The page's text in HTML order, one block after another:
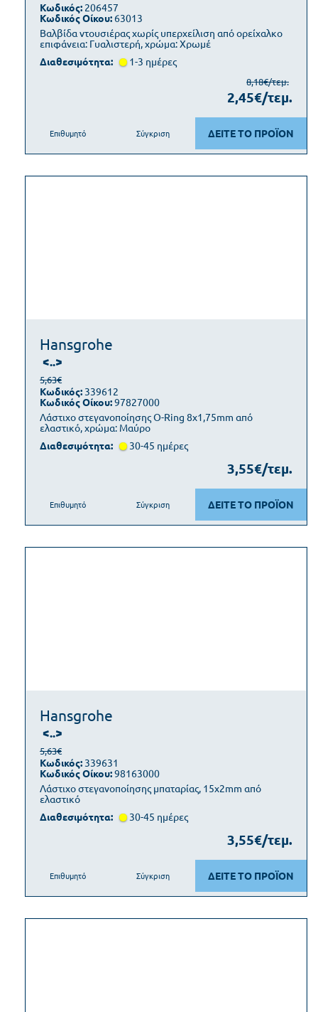
Βαλβίδα ντουσιέρας χωρίς υπερχείλιση από ορείχαλκο
επιφάνεια: Γυαλιστερή, χρώμα: Χρωμέ
Κωδικός: 206457
Κωδικός Οίκου: 63013
Διαθεσιμότητα: 1-3 ημέρες
8,18€/τεμ.
2,45€/τεμ.
ΔΕΙΤΕ ΤΟ ΠΡΟΪΟΝ
Επιθυμητό Σύγκριση
Hansgrohe
<..>
Λάστιχο στεγανοποίησης O-Ring 8x1,75mm από
ελαστικό, χρώμα: Μαύρο
5,63€
Κωδικός: 339612
Κωδικός Οίκου:97827000
Διαθεσιμότητα: 30-45 ημέρες
3,55€/τεμ.
ΔΕΙΤΕ ΤΟ ΠΡΟΪΟΝ
Επιθυμητό Σύγκριση
Hansgrohe
<..>
Λάστιχο στεγανοποίησης μπαταρίας, 15x2mm από
ελαστικό
5,63€
Κωδικός: 339631
Κωδικός Οίκου:98163000
Διαθεσιμότητα: 30-45 ημέρες
3,55€/τεμ.
ΔΕΙΤΕ ΤΟ ΠΡΟΪΟΝ
Επιθυμητό Σύγκριση